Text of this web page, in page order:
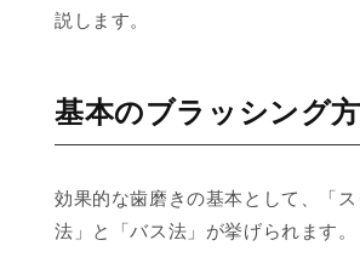
説します。
基本のブラッシング
効果的な歯磨きの基本として、「
法」と「バス法」が挙げられます。